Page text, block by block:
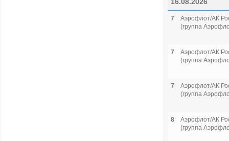
7
Аэрофлот/АК
(группа
7
Аэрофлот/АК
(группа
7
Аэрофлот/АК
(группа
8
Аэрофлот/АК
(группа